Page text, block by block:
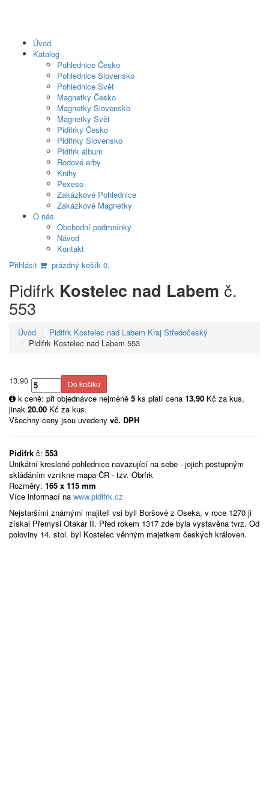
Úvod
Katalog
Pohlednice Česko
Pohlednice Slovensko
Pohlednice Svět
Magnetky Česko
Magnetky Slovensko
Magnetky Svět
Pidifrky Česko
Pidifrky Slovensko
Pidifrk album
Rodové erby
Knihy
Pexeso
Zakázkové Pohlednice
Zakázkové Magnetky
O nás
Obchodní podmnínky
Návod
Kontakt
Přihlásit
prázdný košík 0,-
Pidifrk Kostelec nad Labem č.
553
Úvod
Pidifrk Kostelec nad Labem Kraj Středočeský
Pidifrk Kostelec nad Labem 553
k ceně: při objednávce nejméně
jinak20.00Kč za kus.
Pidifrkč:553
Unikátní kreslené pohlednice navazující na sebe - jejich postupným
skládáním vznikne mapa ČR - tzv. Óbrfrk
Rozměry:165 x 115 mm
Více informací nawww.pidifrk.cz
Nejstaršími známými majiteli vsi byli Boršové z Oseka, v roce 1270 ji
získal Přemysl Otakar II. Před rokem 1317 zde byla vystavěna tvrz. Od